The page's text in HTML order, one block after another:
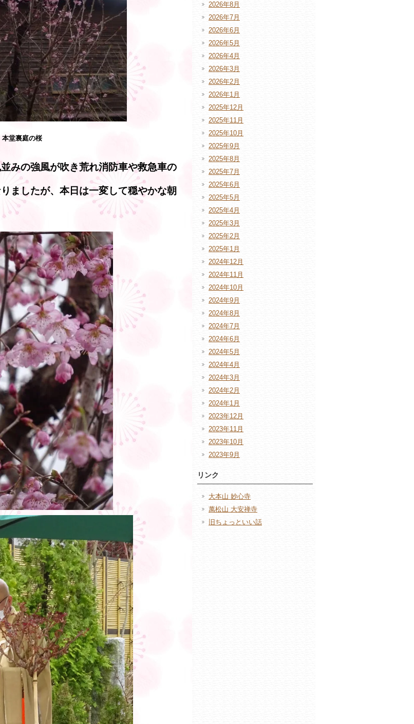
堂裏庭の桜
みの強風が吹き荒れ消防車や救急車の
ましたが、本日は一変して穏やかな朝
2026年8月
2026年7月
2026年6月
2026年5月
2026年4月
2026年3月
2026年2月
2026年1月
2025年12月
2025年11月
2025年10月
2025年9月
2025年8月
2025年7月
2025年6月
2025年5月
2025年4月
2025年3月
2025年2月
2025年1月
2024年12月
2024年11月
2024年10月
2024年9月
2024年8月
2024年7月
2024年6月
2024年5月
2024年4月
2024年3月
2024年2月
2024年1月
2023年12月
2023年11月
2023年10月
2023年9月
リンク
大本山 妙心寺
萬松山 大安禅寺
旧ちょっといい話